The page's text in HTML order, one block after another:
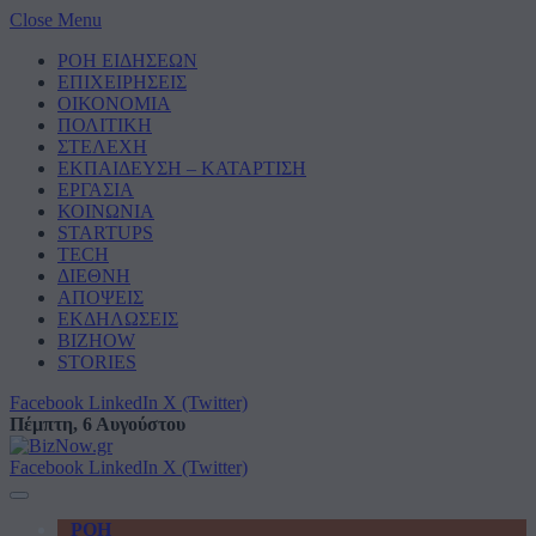
Close Menu
ΡΟΗ ΕΙΔΗΣΕΩΝ
ΕΠΙΧΕΙΡΗΣΕΙΣ
ΟΙΚΟΝΟΜΙΑ
ΠΟΛΙΤΙΚΗ
ΣΤΕΛΕΧΗ
ΕΚΠΑΙΔΕΥΣΗ – ΚΑΤΑΡΤΙΣΗ
ΕΡΓΑΣΙΑ
ΚΟΙΝΩΝΙΑ
STARTUPS
TECH
ΔΙΕΘΝΗ
ΑΠΟΨΕΙΣ
ΕΚΔΗΛΩΣΕΙΣ
BIZHOW
STORIES
Facebook LinkedIn X (Twitter)
Πέμπτη, 6 Αυγούστου
Facebook LinkedIn X (Twitter)
ΡΟΗ